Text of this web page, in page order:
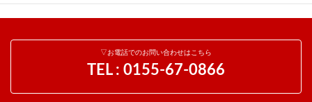
▽お電話でのお問い合わせはこちら
TEL : 0155-67-0866